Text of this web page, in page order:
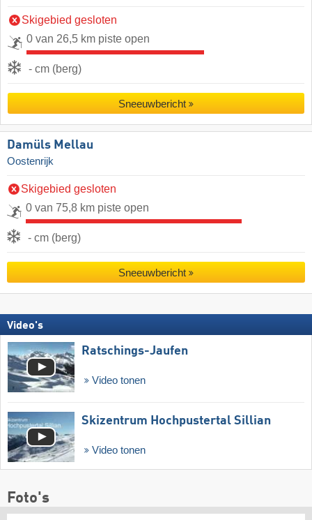
Skigebied gesloten
0 van 26,5 km piste open
- cm (berg)
Sneeuwbericht
Damüls Mellau
Oostenrijk
Skigebied gesloten
0 van 75,8 km piste open
- cm (berg)
Sneeuwbericht
Video's
Ratschings-Jaufen
Video tonen
Skizentrum Hochpustertal Sillian
Video tonen
Foto's